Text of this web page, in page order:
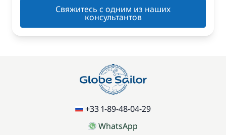
Свяжитесь с одним из наших
консультантов
+33 1-89-48-04-29
WhatsApp